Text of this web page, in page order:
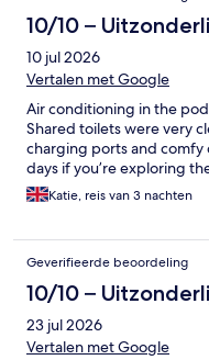
10/10 –
10 jul 2026
Vertalen met Google
Air conditioning in the
Shared toilets were very
charging ports and comfy
days if you’re exploring
Katie, reis van 3 nachten
Geverifieerde beoordeling
10/10 –
23 jul 2026
Vertalen met Google